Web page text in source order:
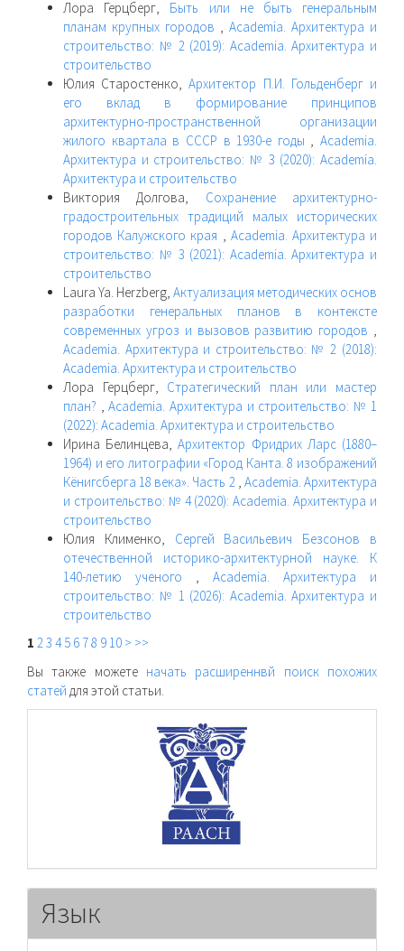
Лора Герцберг, Быть или не быть генеральным
планам крупных городов , Academia. Архитектура и
строительство: № 2 (2019): Academia. Архитектура и
строительство
Юлия Старостенко,Архитектор П.И. Гольденберг и
его вклад в формирование принципов
архитектурно-пространственной организации
жилого квартала в СССР в 1930-е годы , Academia.
Архитектура и строительство: № 3 (2020): Academia.
Архитектура и строительство
Виктория Долгова, Сохранение архитектурно-
градостроительных традиций малых исторических
городов Калужского края , Academia. Архитектура и
строительство: № 3 (2021): Academia. Архитектура и
строительство
Laura Ya. Herzberg, Актуализация методических основ
разработки генеральных планов в контексте
современных угроз и вызовов развитию городов ,
Academia. Архитектура и строительство: № 2 (2018):
Academia. Архитектура и строительство
Лора Герцберг, Стратегический план или мастер
план? ,Academia. Архитектура и строительство: № 1
(2022): Academia. Архитектура и строительство
Ирина Белинцева,Архитектор Фридрих Ларс (1880–
1964) и его литографии «Город Канта. 8 изображений
Кёнигсберга 18 века». Часть 2 , Academia. Архитектура
и строительство: № 4 (2020): Academia. Архитектура и
строительство
Юлия Клименко, Сергей Васильевич Безсонов в
отечественной историко-архитектурной науке. К
140-летию ученого , Academia. Архитектура и
строительство: № 1 (2026): Academia. Архитектура и
строительство
1 23 4 5 6 78 9 10 > >>
Вы также можете начать расширеннвй поиск похожих
статей для этой статьи.
Язык